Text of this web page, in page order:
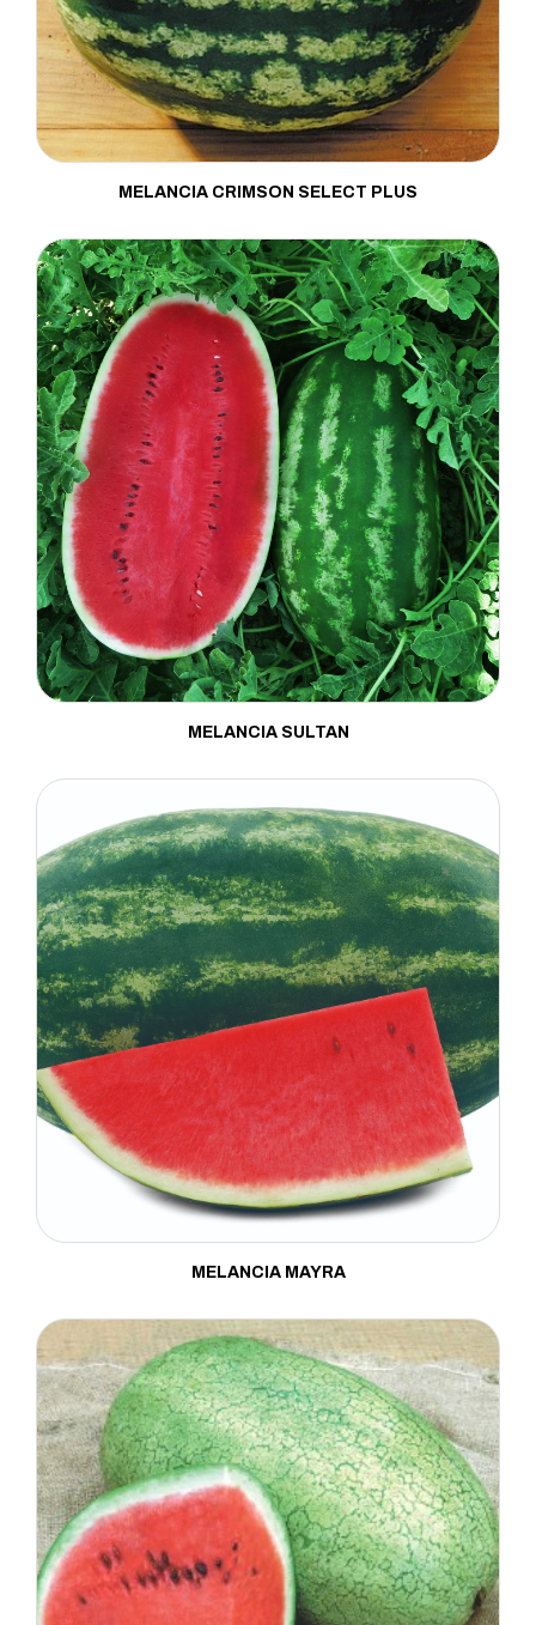
MELANCIA CRIMSON SELECT PLUS
MELANCIA SULTAN
MELANCIA MAYRA